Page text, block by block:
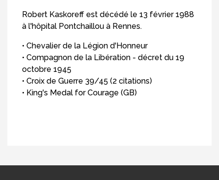
Robert Kaskoreff est décédé le 13 février 1988
à l'hôpital Pontchaillou à Rennes.
• Chevalier de la Légion d'Honneur
• Compagnon de la Libération - décret du 19
octobre 1945
• Croix de Guerre 39/45 (2 citations)
• King's Medal for Courage (GB)